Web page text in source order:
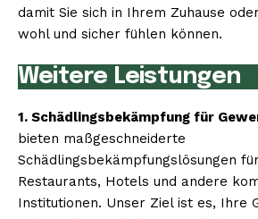
damit Sie sich in Ihrem Zuhause
wohl und sicher fühlen können.
Weitere Leistungen
1. Schädlingsbekämpfung für
bieten maßgeschneiderte
Schädlingsbekämpfungslösungen
Restaurants, Hotels und andere
Institutionen. Unser Ziel ist es, Ihre